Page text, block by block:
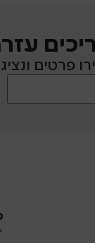
פרטים